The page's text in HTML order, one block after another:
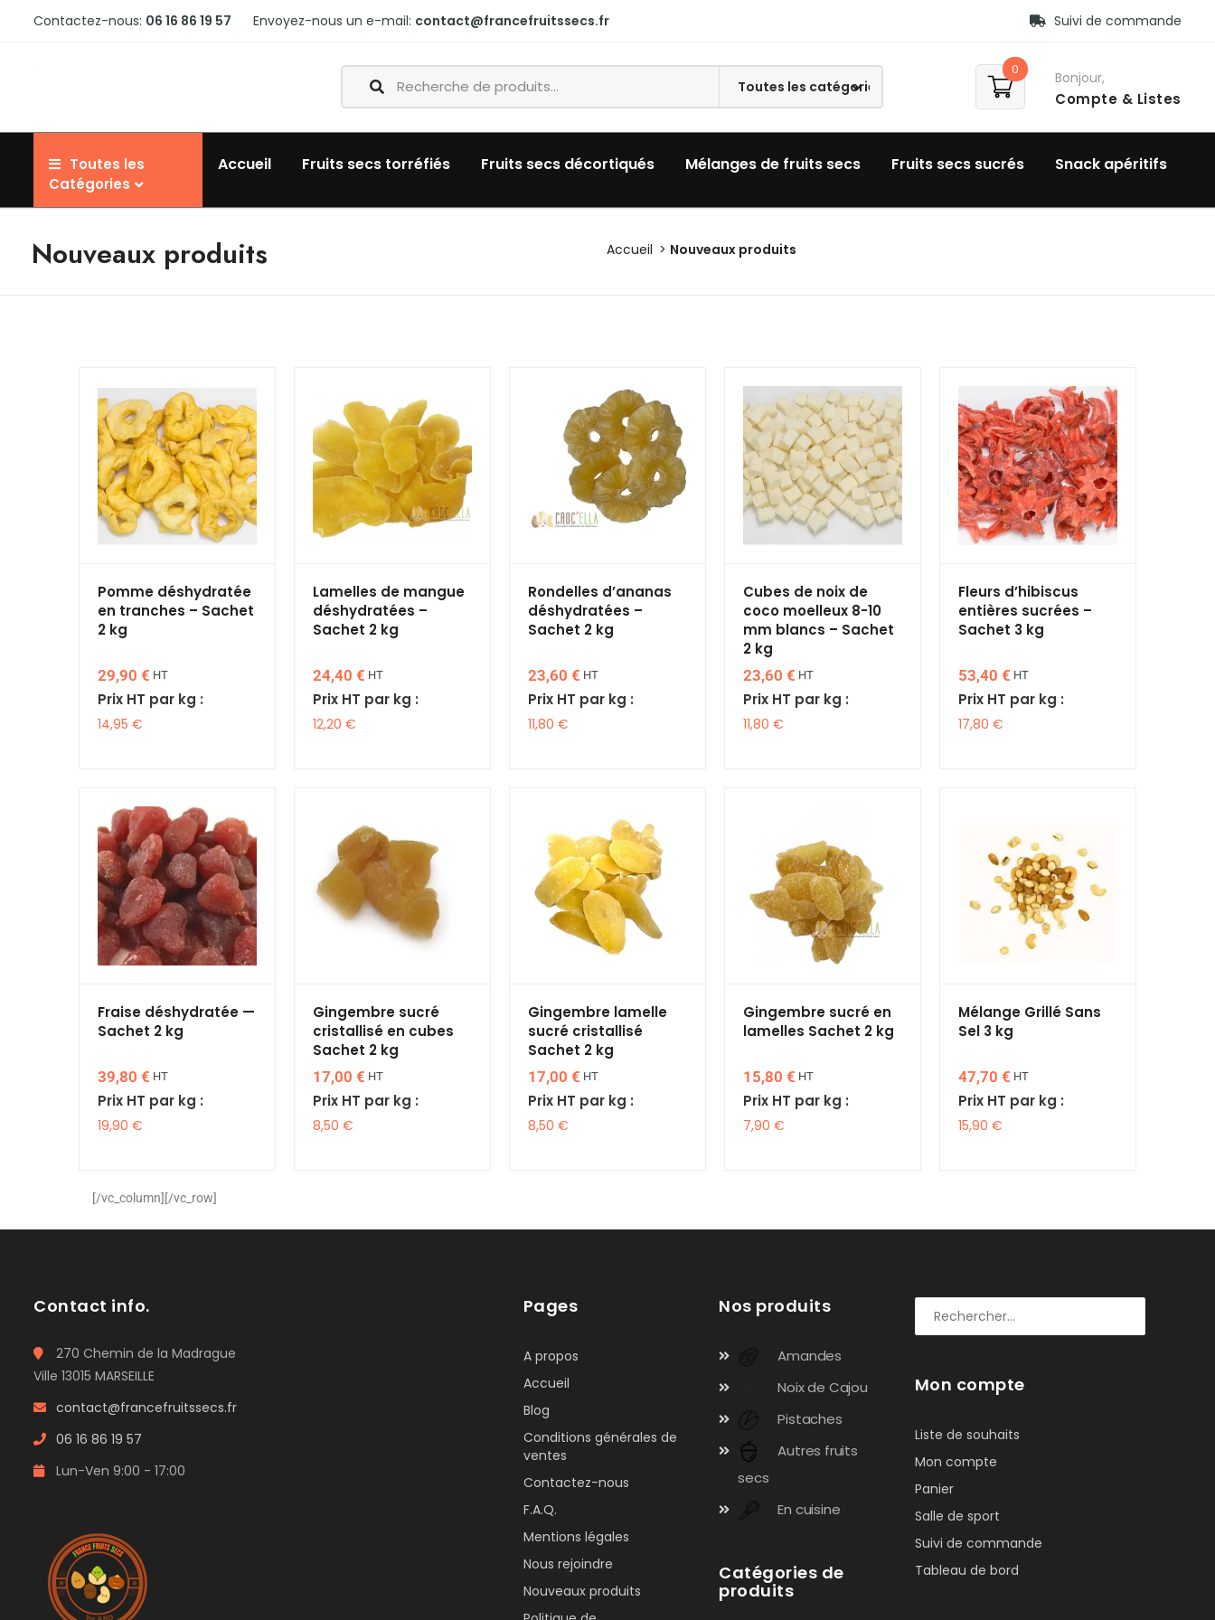
Contactez-nous: 06 16 86 19 57 Envoyez-nous un e-mail: contact@francefruitssecs.fr Suivi de commande
0 Bonjour,
Compte & Listes
Toutes les
Catégories
Accueil Fruits secs torréfiés Fruits secs décortiqués Mélanges de fruits secs Fruits secs sucrés Snack apéritifs
Nouveaux produits Accueil Nouveaux produits
Pomme déshydratée
en tranches – Sachet
2 kg
29,90 € HT
Prix HT par kg :
14,95 €
Lamelles de mangue
déshydratées –
Sachet 2 kg
24,40 € HT
Prix HT par kg :
12,20 €
Rondelles d’ananas
déshydratées –
Sachet 2 kg
23,60 € HT
Prix HT par kg :
11,80 €
Cubes de noix de
coco moelleux 8-10
mm blancs – Sachet
2 kg
23,60 € HT
Prix HT par kg :
11,80 €
Fleurs d’hibiscus
entières sucrées –
Sachet 3 kg
53,40 € HT
Prix HT par kg :
17,80 €
Fraise déshydratée —
Sachet 2 kg
39,80 € HT
Prix HT par kg :
19,90 €
Gingembre sucré
cristallisé en cubes
Sachet 2 kg
17,00 € HT
Prix HT par kg :
8,50 €
Gingembre lamelle
sucré cristallisé
Sachet 2 kg
17,00 € HT
Prix HT par kg :
8,50 €
Gingembre sucré en
lamelles Sachet 2 kg
15,80 € HT
Prix HT par kg :
7,90 €
Mélange Grillé Sans
Sel 3 kg
47,70 € HT
Prix HT par kg :
15,90 €
[/vc_column][/vc_row]
Contact info.
270 Chemin de la Madrague
Ville 13015 MARSEILLE
contact@francefruitssecs.fr
06 16 86 19 57
Lun-Ven 9:00 - 17:00
Pages
A propos
Accueil
Blog
Conditions générales de
ventes
Contactez-nous
F.A.Q.
Mentions légales
Nous rejoindre
Nouveaux produits
Nos produits
Amandes
Noix de Cajou
Pistaches
Autres fruits
secs
En cuisine
Catégories de
produits
Mon compte
Liste de souhaits
Mon compte
Panier
Salle de sport
Suivi de commande
Tableau de bord